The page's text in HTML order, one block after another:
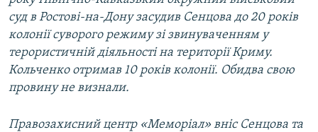
суд в Ростові-на-Дону засудив Сенцова до 20 років
колонії суворого режиму зі звинуваченням у
терористичній діяльності на території Криму.
Кольченко отримав 10 років колонії. Обидва свою
провину не визнали.
Правозахисний центр «Меморіал» вніс Сенцова та